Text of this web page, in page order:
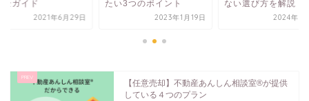
全ガイド
2021年6月29日
たい3つのポイント
2023年1月19日
ない選び方を解説
2024年3
【任意売却】不動産あんしん相談室®️が提供
している４つのプラン